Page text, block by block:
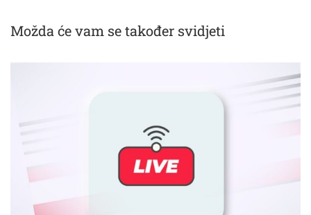
Možda će vam se također svidjeti